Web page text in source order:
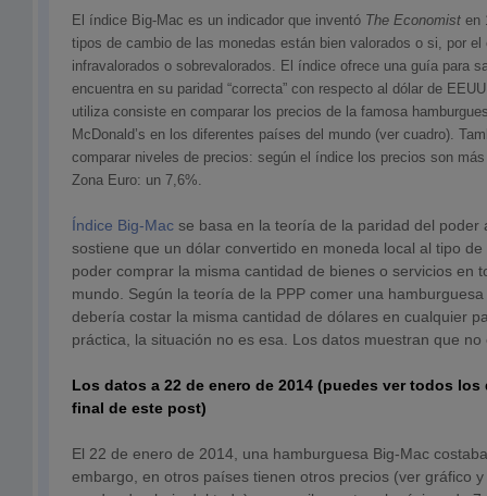
El índice Big-Mac es un indicador que inventó The Economist en
tipos de cambio de las monedas están bien valorados o si, por el
infravalorados o sobrevalorados. El índice ofrece una guía para
encuentra en su paridad “correcta” con respecto al dólar de
utiliza consiste en comparar los precios de la famosa
McDonald’s en los diferentes países del mundo (ver cuadro).
comparar niveles de precios: según el índice los precios son
Zona Euro: un 7,6%.
Índice Big-Mac se basa en la teoría de la paridad del poder
sostiene que un dólar convertido en moneda local al tipo
poder comprar la misma cantidad de bienes o servicios en
mundo. Según la teoría de la PPP comer una
debería costar la misma cantidad de dólares en cualquier
práctica, la situación no es esa. Los datos muestran que
Los datos a 22 de enero de 2014 (puedes ver todos
final de este post)
El 22 de enero de 2014, una hamburguesa Big-Mac
embargo, en otros países tienen otros precios (ver gráfico